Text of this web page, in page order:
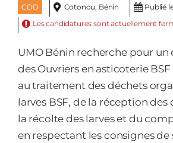
CDD Cotonou, Bénin
Publié
Les candidatures sont actuellement
UMO Bénin recherche pour un
des Ouvriers en asticoterie
au traitement des déchets
larves BSF, de la réception des
la récolte des larves et du
en respectant les consignes de